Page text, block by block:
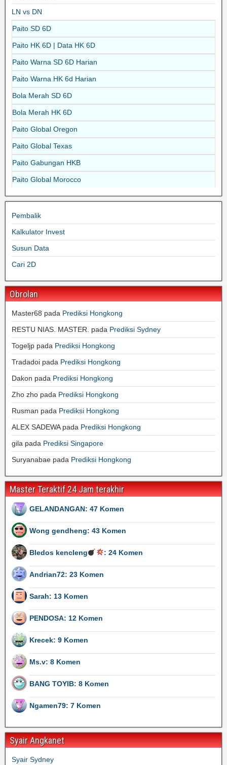
LN vs DN
Paito SD 6D
Paito HK 6D | Data HK 6D
Paito Warna SD 6D Harian
Paito Warna HK 6d Harian
Bola Merah SD 6D
Bola Merah HK 6D
Paito Global Oregon
Paito Global Texas
Paito Gabungan HKB
Paito Global Morocco
Pembalik
Kalkulator Invest
Susun Data
Cari 2D
Obrolan
Master68 pada Prediksi Hongkong
RESTU NIAS. MASTER.
pada Prediksi Sydney
Togeljp pada Prediksi Hongkong
Tradadoi pada Prediksi Hongkong
Dakon pada Prediksi Hongkong
Zho zho pada Prediksi Hongkong
Rusman pada Prediksi Hongkong
ALEX SADEWApada Prediksi Hongkong
gila pada Prediksi Singapore
Suryanabae pada Prediksi Hongkong
Master Teraktif 24 Jam terakhir
GELANDANGAN: 47 Komen
Wong gendheng: 43 Komen
Bledos kencleng : 24 Komen
Andrian72: 23 Komen
Sarah: 13 Komen
PENDOSA: 12 Komen
Krecek: 9 Komen
Ms.v: 8 Komen
BANG TOYIB: 8 Komen
Ngamen79: 7 Komen
Syair Angkanet
Syair Sydney